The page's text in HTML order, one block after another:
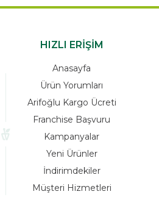
HIZLI ERİŞİM
Anasayfa
Ürün Yorumları
Arifoğlu Kargo Ücreti
Franchise Başvuru
Kampanyalar
Yeni Ürünler
İndirimdekiler
Müşteri Hizmetleri